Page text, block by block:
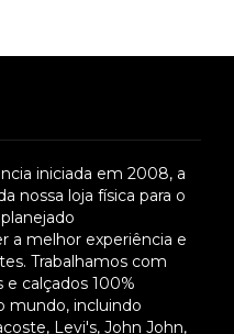
iniciada em 2008, a
nossa loja física para o
a melhor experiência e
Trabalhamos com
e calçados 100%
mundo, incluindo
Levi's, John John,